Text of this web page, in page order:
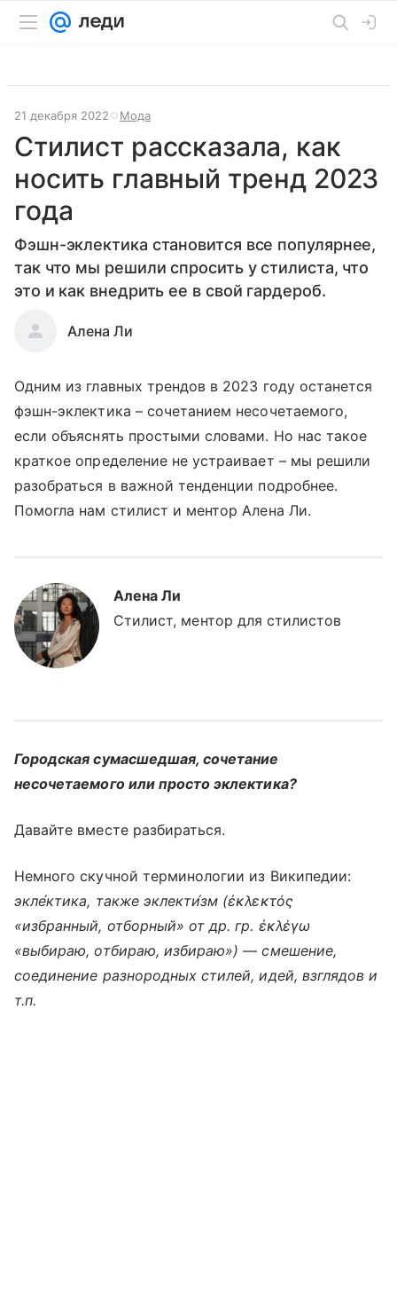
21 декабря 2022 Мода
Стилист рассказала, как
носить главный тренд 2023
года
Фэшн-эклектика становится все популярнее,
так что мы решили спросить у стилиста, что
это и как внедрить ее в свой гардероб.
Алена Ли
Одним из главных трендов в 2023 году останется
фэшн-эклектика – сочетанием несочетаемого,
если объяснять простыми словами. Но нас такое
краткое определение не устраивает – мы решили
разобраться в важной тенденции подробнее.
Помогла нам стилист и ментор Алена Ли.
Алена Ли
Стилист, ментор для стилистов
Городская сумасшедшая, сочетание
несочетаемого или просто эклектика?
Давайте вместе разбираться.
Немного скучной терминологии из Википедии:
экле́ктика, также эклекти́зм (ἐκλεκτός
«избранный, отборный» от др. гр. ἐκλέγω
«выбираю, отбираю, избираю») — смешение,
соединение разнородных стилей, идей, взглядов и
т.п.